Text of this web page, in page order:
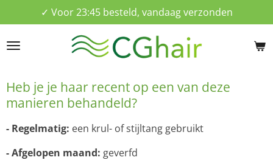
direct
naar
✓ Voor 23:45 besteld, vandaag verzonden
Heb je je haar recent op een van deze
manieren behandeld?
- Regelmatig: een krul- of stijltang gebruikt
- Afgelopen maand: geverfd